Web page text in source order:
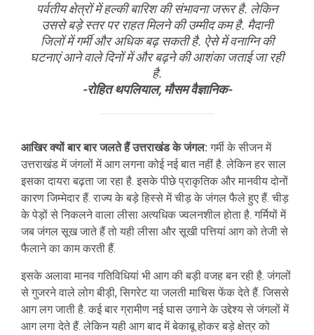
पर्वतीय क्षेत्रों में हल्की बारिश की संभावना जरूर है. लेकिन
उससे बड़े स्तर पर राहत मिलने की उम्मीद कम है. मैदानी
जिलों में गर्मी और अधिक बढ़ सकती है. ऐसे में वनाग्नि की
घटनाएं आने वाले दिनों में और बढ़ने की आशंका जताई जा रही
है.
-रोहित थपलियाल, मौसम वैज्ञानिक-
आखिर क्यों बार बार जलते हैं उत्तराखंड के जंगल: गर्मी के सीजन में
उत्तराखंड में जंगलों में आग लगना कोई नई बात नहीं है. लेकिन हर साल
इसका दायरा बढ़ता जा रहा है. इसके पीछे प्राकृतिक और मानवीय दोनों
कारण जिम्मेदार हैं. राज्य के बड़े हिस्से में चीड़ के जंगल फैले हुए हैं. चीड़
के पेड़ों से निकलने वाला लीसा अत्यधिक ज्वलनशील होता है. गर्मियों में
जब जंगल सूख जाते हैं तो यही लीसा और सूखी पत्तियां आग को तेजी से
फैलाने का काम करती हैं.
इसके अलावा मानव गतिविधियां भी आग की बड़ी वजह बन रही है. जंगलों
से गुजरने वाले लोग बीड़ी, सिगरेट या जलती माचिस फेंक देते हैं. जिससे
आग लग जाती है. कई बार ग्रामीण नई घास उगाने के उद्देश्य से जंगलों में
आग लगा देते हैं. लेकिन यही आग बाद में बेकाबू होकर बड़े क्षेत्र को